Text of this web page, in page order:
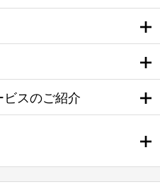
スのご紹介